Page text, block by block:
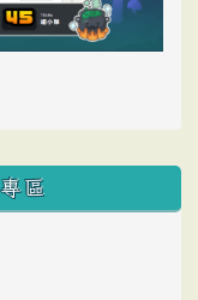
區